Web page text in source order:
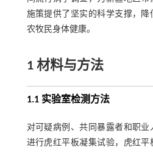
施策提供了坚实的科学支撑，
农牧民身体健康。
1 材料与方法
1.1 实验室检测方法
对可疑病例、共同暴露者和职
进行虎红平板凝集试验，虎红